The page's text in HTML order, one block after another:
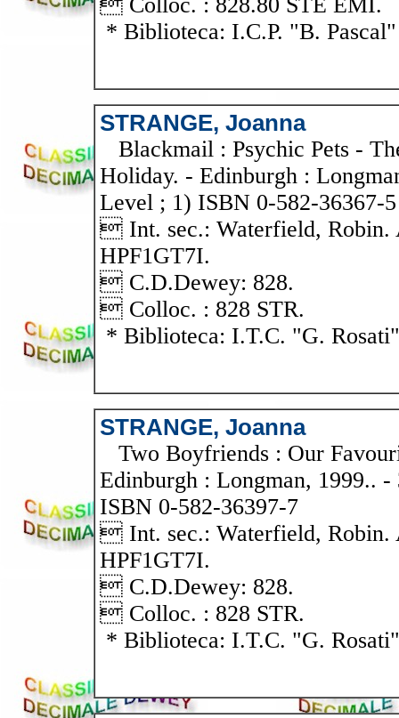
* Biblioteca: I.C.P. "B. Pascal"
STRANGE, Joanna
Blackmail : Psychic Pets -
Holiday. - Edinburgh :
Level ; 1) ISBN 0-582-36367-5
 Int. sec.: Waterfield, Robin.
HPF1GT7I.
 C.D.Dewey: 828.
 Colloc. : 828 STR.
* Biblioteca: I.T.C. "G. Rosati"
STRANGE, Joanna
Two Boyfriends : Our
Edinburgh : Longman, 1999..
ISBN 0-582-36397-7
 Int. sec.: Waterfield, Robin.
HPF1GT7I.
 C.D.Dewey: 828.
 Colloc. : 828 STR.
* Biblioteca: I.T.C. "G. Rosati"